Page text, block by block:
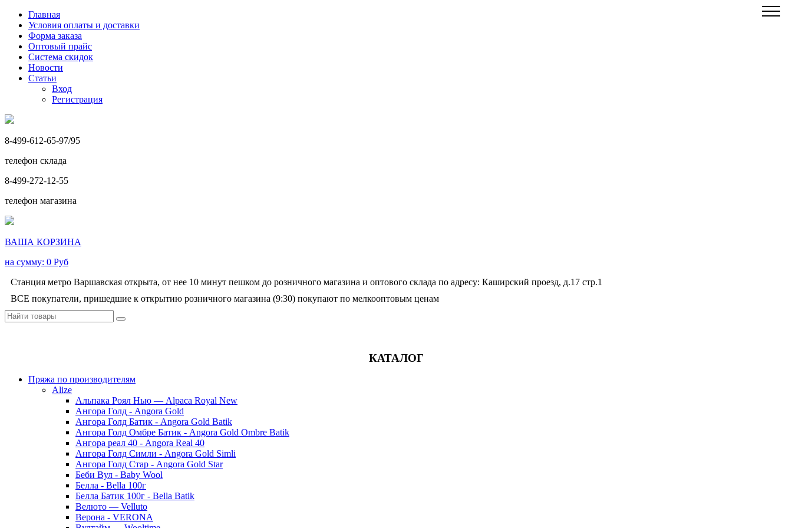
Главная
Условия оплаты и доставки
Форма заказа
Оптовый прайс
Система скидок
Новости
Статьи
Вход
Регистрация
8-499-612-65-97/95
телефон склада
8-499-272-12-55
телефон магазина
ВАША КОРЗИНА
на сумму: 0 Руб
Станция метро Варшавская открыта, от нее 10 минут пешком до розничного магазина и оптового склада по адресу: Каширский проезд, д.17 стр.1
ВСЕ покупатели, пришедшие к открытию розничного магазина (9:30) покупают по мелкооптовым ценам
КАТАЛОГ
Пряжа по производителям
Alize
Альпака Роял Нью — Alpaca Royal New
Ангора Голд - Angora Gold
Ангора Голд Батик - Angora Gold Batik
Ангора Голд Омбре Батик - Angora Gold Ombre Batik
Ангора реал 40 - Angora Real 40
Ангора Голд Симли - Angora Gold Simli
Ангора Голд Стар - Angora Gold Star
Беби Вул - Baby Wool
Белла - Bella 100г
Белла Батик 100г - Bella Batik
Велюто — Velluto
Верона - VERONA